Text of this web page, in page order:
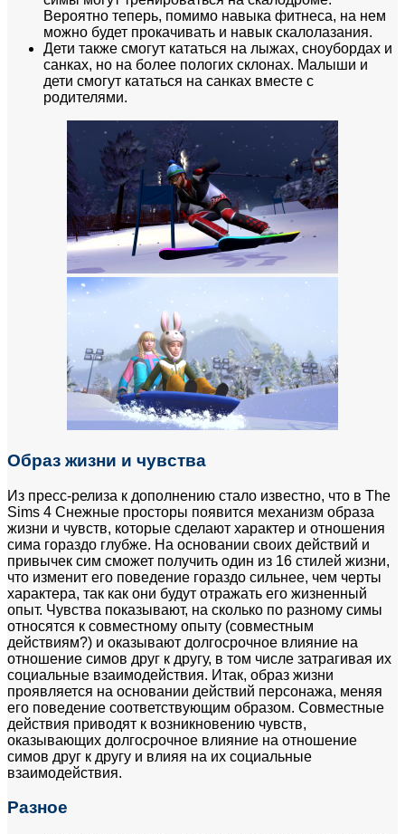
Вероятно теперь, помимо навыка фитнеса, на нем
можно будет прокачивать и навык скалолазания.
Дети также смогут кататься на лыжах, сноубордах и
санках, но на более пологих склонах. Малыши и
дети смогут кататься на санках вместе с
родителями.
Образ жизни и чувства
Из пресс-релиза к дополнению стало известно, что в The
Sims 4 Снежные просторы появится механизм образа
жизни и чувств, которые сделают характер и отношения
сима гораздо глубже. На основании своих действий и
привычек сим сможет получить один из 16 стилей жизни,
что изменит его поведение гораздо сильнее, чем черты
характера, так как они будут отражать его жизненный
опыт. Чувства показывают, на сколько по разному симы
относятся к совместному опыту (совместным
действиям?) и оказывают долгосрочное влияние на
отношение симов друг к другу, в том числе затрагивая их
социальные взаимодействия. Итак, образ жизни
проявляется на основании действий персонажа, меняя
его поведение соответствующим образом. Совместные
действия приводят к возникновению чувств,
оказывающих долгосрочное влияние на отношение
симов друг к другу и влияя на их социальные
взаимодействия.
Разное